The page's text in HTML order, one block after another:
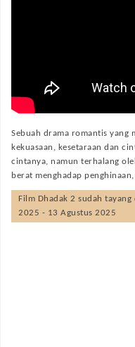
Sebuah drama romantis yang
kekuasaan, kesetaraan dan
cintanya, namun terhalang
berat menghadap
Film Dhadak 2 sudah tayang
2025 - 13 Agustus 2025